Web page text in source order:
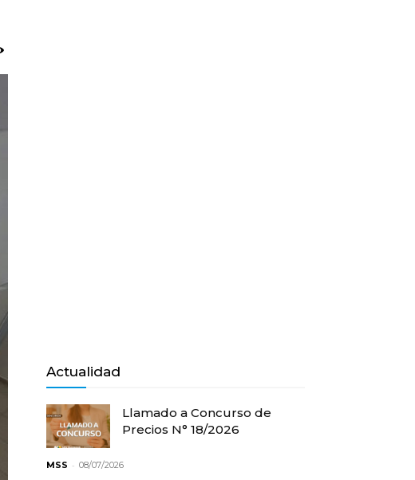
Actualidad
Llamado a Concurso de
Precios N° 18/2026
MSS - 08/07/2026